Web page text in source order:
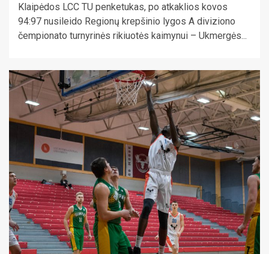
Klaipėdos LCC TU penketukas, po atkaklios kovos
94:97 nusileido Regionų krepšinio lygos A diviziono
čempionato turnyrinės rikiuotės kaimynui – Ukmergės...